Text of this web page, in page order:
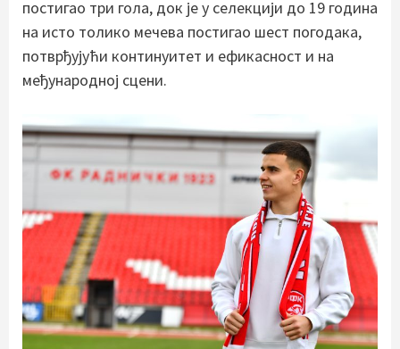
постигао три гола, док је у селекцији до 19 година
на исто толико мечева постигао шест погодака,
потврђујући континуитет и ефикасност и на
међународној сцени.